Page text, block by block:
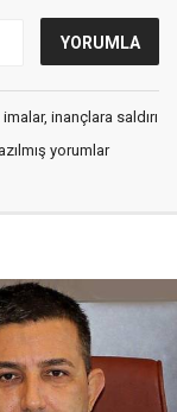
inançlara saldırı
yorumlar